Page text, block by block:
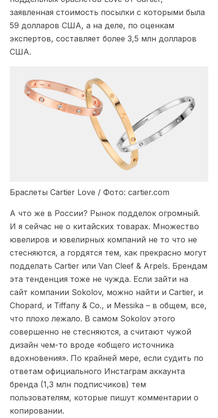
заявленная стоимость посылки с которыми была
59 долларов США, а на деле, по оценкам
экспертов, составляет более 3,5 млн долларов
США.
Браслеты Cartier Love / Фото: cartier.com
А что же в России? Рынок подделок огромный.
И я сейчас не о китайских товарах. Множество
ювелиров и ювелирных компаний не то что не
стесняются, а гордятся тем, как прекрасно могут
подделать Cartier или Van Cleef & Arpels. Брендам
эта тенденция тоже не чужда. Если зайти на
сайт компании Sokolov, можно найти и Cartier, и
Chopard, и Tiffany & Co., и Messika – в общем, все,
что плохо лежало. В самом Sokolov этого
совершенно не стесняются, а считают чужой
дизайн чем-то вроде «общего источника
вдохновения». По крайней мере, если судить по
ответам официального Инстаграм аккаунта
бренда (1,3 млн подписчиков) тем
пользователям, которые пишут комментарии о
копировании.